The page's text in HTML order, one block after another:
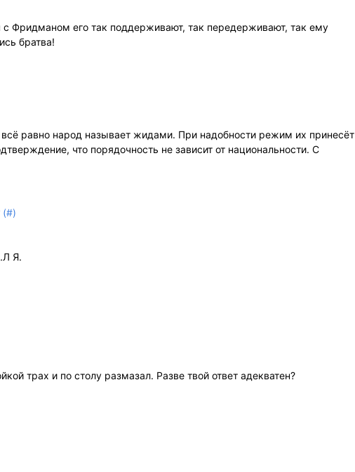
с Фридманом его так поддерживают, так передерживают, так ему
братва!
равно народ называет жидами. При надобности режим их принесёт
что порядочность не зависит от национальности. С
(#)
Я.
трах и по столу размазал. Разве твой ответ адекватен?